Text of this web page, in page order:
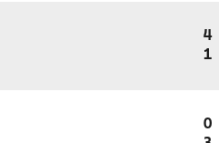
4
1
0